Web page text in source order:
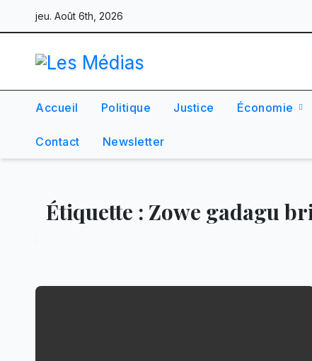
to
content
jeu. Août 6th, 2026
Accueil Politique Justice Économie
Contact Newsletter
Étiquette : Zowe gadagu